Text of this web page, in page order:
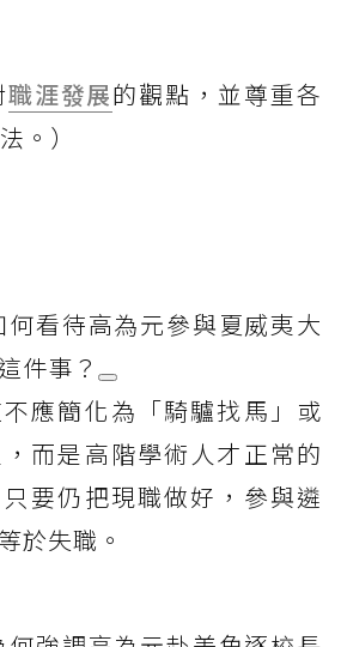
職涯發展的觀點，並尊重各
。）
何看待高為元參與夏威夷大
件事？
應簡化為「騎驢找馬」或
而是高階學術人才正常的
要仍把現職做好，參與遴
於失職。